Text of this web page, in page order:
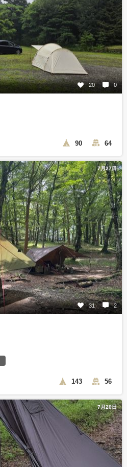
20 0
90 64
7月27日
31 2
143 56
7月20日